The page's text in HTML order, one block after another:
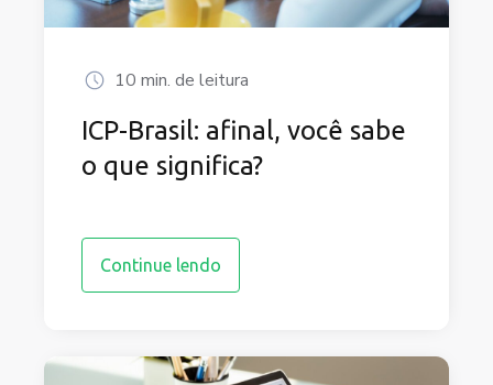
10 min. de leitura
ICP-Brasil: afinal, você sabe
o que significa?
Continue lendo